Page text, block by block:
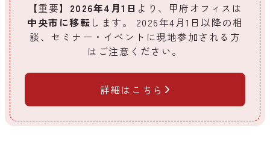
【重要】 2026年4月1日 より、甲府オフィスは
中央市に移転 します。 2026年4月1日以降の相
談、セミナー・イベントに現地参加される方
はご注意ください。
詳細はこちら